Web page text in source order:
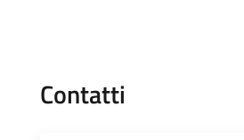
Contatti